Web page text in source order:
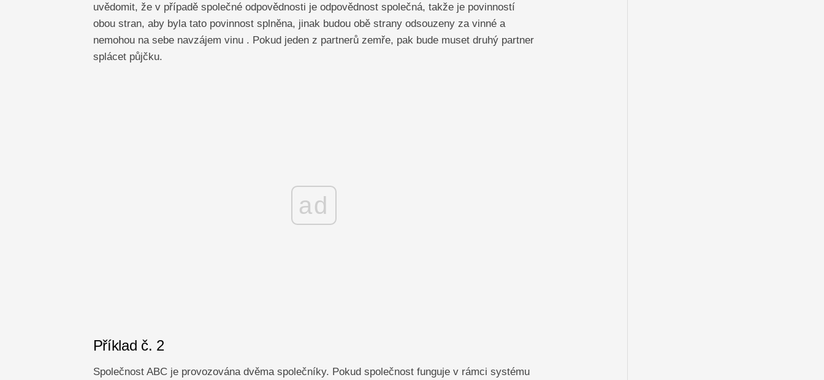
uvědomit, že v případě společné odpovědnosti je odpovědnost společná, takže je povinností
obou stran, aby byla tato povinnost splněna, jinak budou obě strany odsouzeny za vinné a
nemohou na sebe navzájem vinu . Pokud jeden z partnerů zemře, pak bude muset druhý partner
splácet půjčku.
ad
Příklad č. 2
Společnost ABC je provozována dvěma společníky. Pokud společnost funguje v rámci systému